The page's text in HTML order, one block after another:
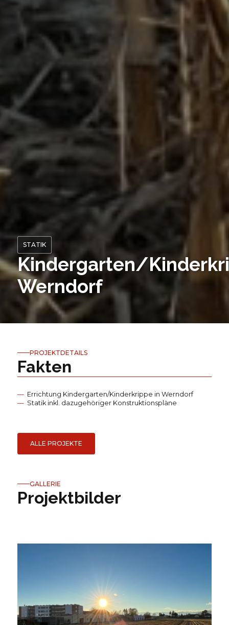
STATIK
Kindergarten/
Werndorf
PROJEKTDETAILS
Fakten
Errichtung Kindergarten/Kinderkrippe in Werndorf
Statik inkl. dazugehöriger Konstruktionspläne
ALLE PROJEKTE
GALLERIE
Projektbilder